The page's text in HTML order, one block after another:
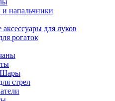
и напальчники
для луков
рогаток
Шары
стрел